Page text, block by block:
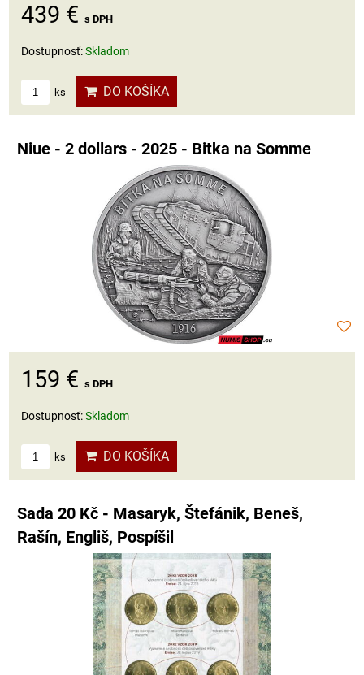
439 € s DPH
Dostupnosť:Skladom
ks DO KOŠÍKA
Niue - 2 dollars - 2025 - Bitka na Somme
159 € s DPH
Dostupnosť:Skladom
ks DO KOŠÍKA
Sada 20 Kč - Masaryk, Štefánik, Beneš,
Rašín, Engliš, Pospíšil